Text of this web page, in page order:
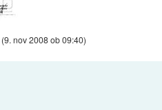
(9. nov 2008 ob 09:40)